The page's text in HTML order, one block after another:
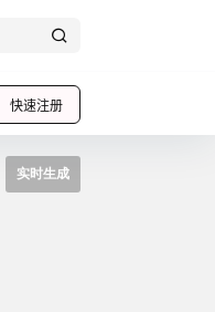
快速注册
实时生成